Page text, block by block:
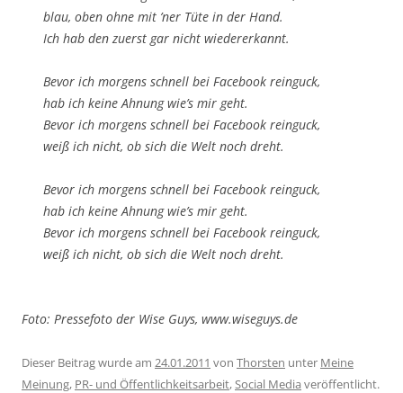
blau, oben ohne mit ’ner Tüte in der Hand.
Ich hab den zuerst gar nicht wiedererkannt.
Bevor ich morgens schnell bei Facebook reinguck,
hab ich keine Ahnung wie’s mir geht.
Bevor ich morgens schnell bei Facebook reinguck,
weiß ich nicht, ob sich die Welt noch dreht.
Bevor ich morgens schnell bei Facebook reinguck,
hab ich keine Ahnung wie’s mir geht.
Bevor ich morgens schnell bei Facebook reinguck,
weiß ich nicht, ob sich die Welt noch dreht.
Foto: Pressefoto der Wise Guys, www.wiseguys.de
Dieser Beitrag wurde am 24.01.2011 von Thorsten unter Meine
Meinung, PR- und Öffentlichkeitsarbeit,Social Media veröffentlicht.